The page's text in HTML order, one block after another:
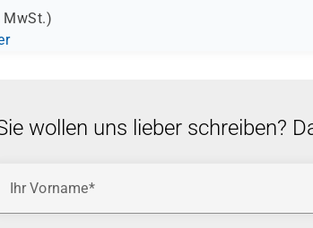
MwSt.)
wollen uns lieber schreiben?
Ihr Vorname